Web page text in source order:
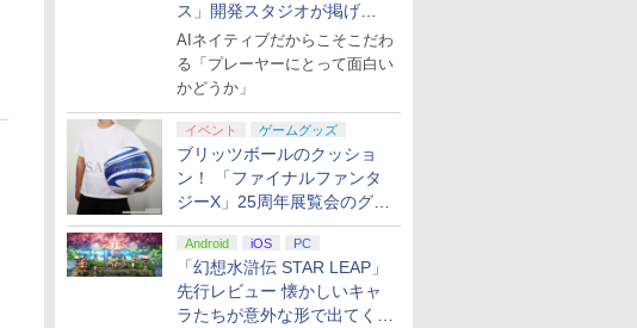
ス」開発スタジオが掲げ
る“AI活用の信念”とは？【講
演レポート】
AIネイティブだからこそこだわ
る「プレーヤーにとって面白い
かどうか」
イベント ゲームグッズ
ブリッツボールのクッショ
ン！ 「ファイナルファンタ
ジーX」25周年展覧会のグッ
ズ情報が公開
Android iOS PC
「幻想水滸伝 STAR LEAP」
先行レビュー 懐かしいキャ
ラたちが意外な形で出てくる